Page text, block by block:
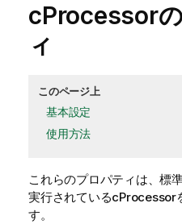
cProcessor
ィ
このページ上
基本設定
使用方法
これらのプロパティは、標
実行されているcProcessor
す。